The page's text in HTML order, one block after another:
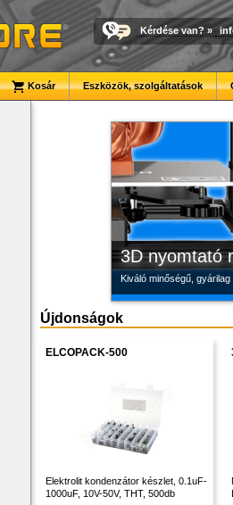
Kérdése van? »
Kosár Eszközök, szolgáltatások
3D nyomtató
Kiváló minőségű,
Megbízható
Modulvilág
Új PLA
Újdonságok
ELCOPACK-500
Elektrolit kondenzátor készlet, 0.1uF-
1000uF, 10V-50V, THT, 500db